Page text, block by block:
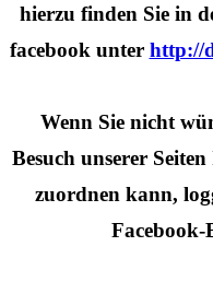
hierzu finden Sie in
facebook unter http://
Wenn Sie nicht
Besuch unserer
zuordnen kann,
Facebook-